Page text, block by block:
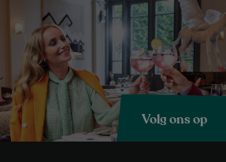
Volg ons op